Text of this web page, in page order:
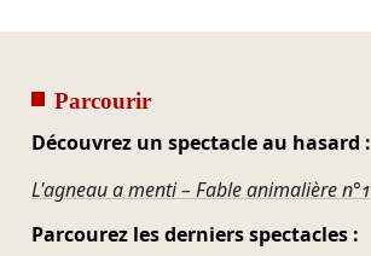
Parcourir
Découvrez un spectacle au hasard :
L'agneau a menti – Fable animalière n°1
Parcourez les derniers spectacles :